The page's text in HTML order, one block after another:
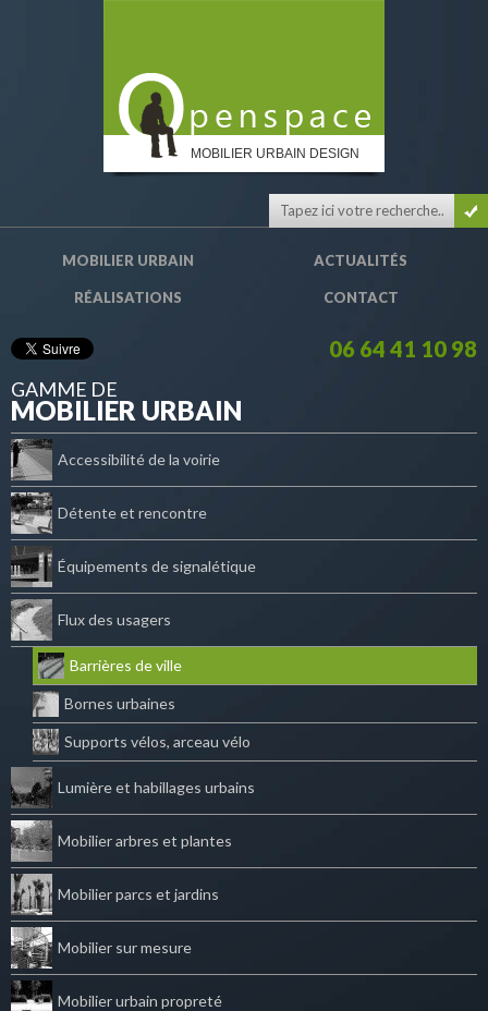
MOBILIER URBAIN DESIGN
MOBILIER URBAIN ACTUALITÉS
RÉALISATIONS CONTACT
06 64 41 10 98
GAMME DE
MOBILIER URBAIN
Accessibilité de la voirie
Détente et rencontre
Équipements de signalétique
Flux des usagers
Barrières de ville
Bornes urbaines
Supports vélos, arceau vélo
Lumière et habillages urbains
Mobilier arbres et plantes
Mobilier parcs et jardins
Mobilier sur mesure
Mobilier urbain propreté